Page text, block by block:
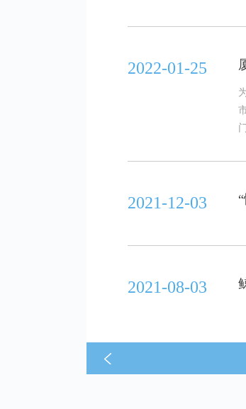
2022-01-25
2021-12-03
2021-08-03